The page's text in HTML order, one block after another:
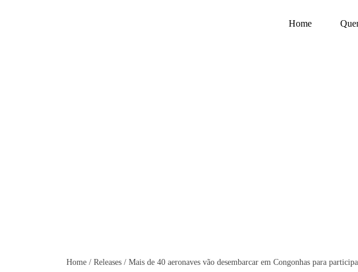
Home
Home / Releases / Mais de 40 aeronaves vão desembarcar em Congonhas para